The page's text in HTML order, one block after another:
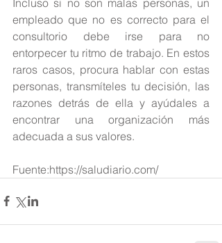
empleado que no es correcto para el
consultorio debe irse para no
entorpecer tu ritmo de trabajo. En estos
raros casos, procura hablar con estas
personas, transmíteles tu decisión, las
razones detrás de ella y ayúdales a
encontrar una organización más
adecuada a sus valores.
Fuente:https://saludiario.com/